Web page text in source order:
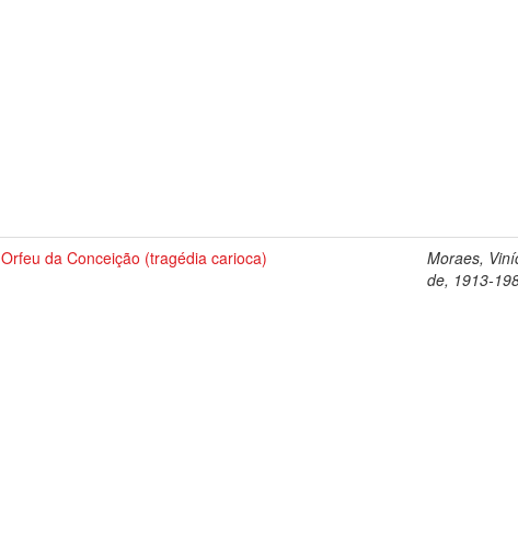
Orfeu da Conceição (tragédia carioca)
Moraes,
de, 1913-